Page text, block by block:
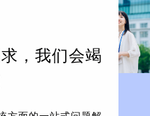
， 我们会竭